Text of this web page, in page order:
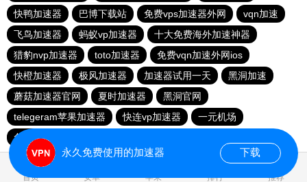
快鸭加速器
巴博下载站 免费vps加速器外网
vqn加速
飞鸟加速器
蚂蚁vp加速器
十大免费海外加速神器
猎豹nvp加速器
toto加速器
免费vqn加速外网ios
快橙加速器
极风加速器 加速器试用一天
黑洞加速
蘑菇加速器官网
夏时加速器
黑洞官网
telegeram苹果加速器
快连vp加速器
一元机场
免费vps加速器外网
首页 安卓 苹果 排行 推荐
永久免费使用的加速器 下载
1.630955s